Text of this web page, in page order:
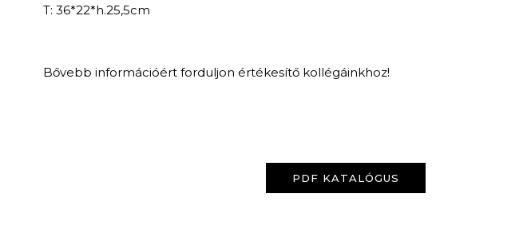
T: 36*22*h.25,5cm
Bővebb információért forduljon értékesítő kollégáinkhoz!
PDF KATALÓGUS